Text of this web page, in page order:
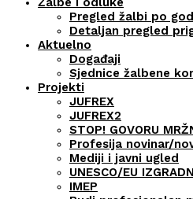
Pregled žalbi po
Detaljan pregled
Aktuelno
Događaji
Sjednice žalbene
Projekti
JUFREX
JUFREX2
STOP! GOVORU
Profesija novinar/
Mediji i javni ugled
UNESCO/EU
IMEP